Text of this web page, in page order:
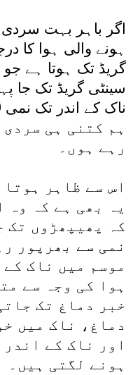
اگر باہر بہت سردی
سینٹی گریڈ تک جا
ہم کتنی ہی
رہے ہوں۔
اس سے ظاہر
یہ بھی ہے کہ وہ
کہ پھیپھڑوں تک
نمی سے بھرپور
موسم میں ناک
ہوا کی وجہ سے
خبر دماغ تک
دماغ، ناک میں
اور ناک کے
ہونے لگتی ہیں۔